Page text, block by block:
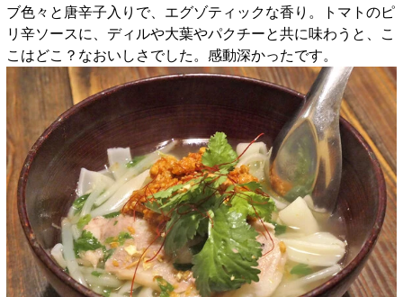
ブ色々と唐辛子入りで、エグゾティックな香り。トマトのピ
リ辛ソースに、ディルや大葉やパクチーと共に味わうと、こ
こはどこ？なおいしさでした。感動深かったです。